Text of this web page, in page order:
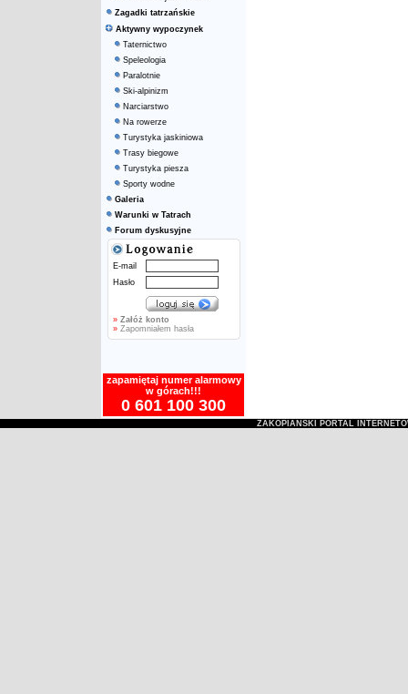
Zagadki tatrzańskie
Aktywny wypoczynek
Taternictwo
Speleologia
Paralotnie
Ski-alpinizm
Narciarstwo
Na rowerze
Turystyka jaskiniowa
Trasy biegowe
Turystyka piesza
Sporty wodne
Galeria
Warunki w Tatrach
Forum dyskusyjne
E-mail
Hasło
» Załóż konto
»Zapomniałem hasła
zapamiętaj numer alarmowy
w górach!!!
0 601 100 300
ZAKOPIAŃSKI PORTAL